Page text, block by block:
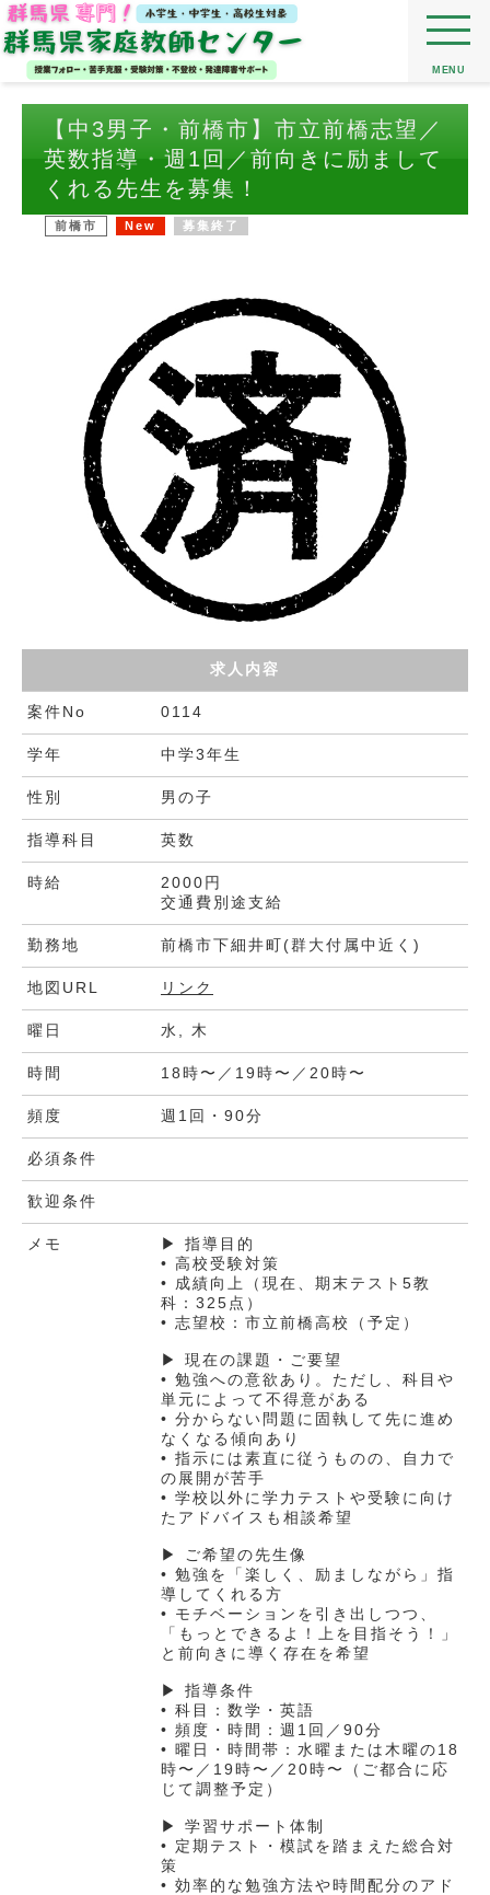
MENU
【中3男子・前橋市】市立前橋志望／
英数指導・週1回／前向きに励まして
くれる先生を募集！
前橋市 New 募集終了
求人内容
案件No 0114
学年 中学3年生
性別 男の子
指導科目 英数
時給
2000円
交通費別途支給
勤務地 前橋市下細井町(群大付属中近く)
地図URL リンク
曜日 水, 木
時間 18時〜／19時〜／20時〜
頻度 週1回・90分
必須条件
歓迎条件
メモ
▶ 指導目的
• 高校受験対策
• 成績向上（現在、期末テスト5教
科：325点）
• 志望校：市立前橋高校（予定）
▶ 現在の課題・ご要望
• 勉強への意欲あり。ただし、科目や
単元によって不得意がある
• 分からない問題に固執して先に進め
なくなる傾向あり
• 指示には素直に従うものの、自力で
の展開が苦手
• 学校以外に学力テストや受験に向け
たアドバイスも相談希望
▶ ご希望の先生像
• 勉強を「楽しく、励ましながら」指
導してくれる方
• モチベーションを引き出しつつ、
「もっとできるよ！上を目指そう！」
と前向きに導く存在を希望
▶ 指導条件
• 科目：数学・英語
• 頻度・時間：週1回／90分
• 曜日・時間帯：水曜または木曜の18
時〜／19時〜／20時〜（ご都合に応
じて調整予定）
▶ 学習サポート体制
• 定期テスト・模試を踏まえた総合対
策
• 効率的な勉強方法や時間配分のアド